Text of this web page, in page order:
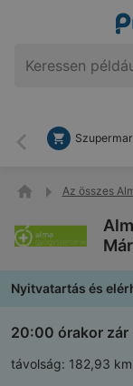
Vissza
Az összes
Nyitvatartás és
20:00 órakor zár
távolság: 182,93